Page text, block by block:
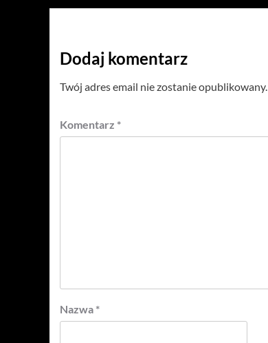
Dodaj komentarz
Twój adres email nie zostanie opublikowany.
Komentarz *
Nazwa *